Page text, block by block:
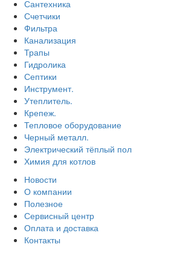
Сантехника
Счетчики
Фильтра
Канализация
Трапы
Гидролика
Септики
Инструмент.
Утеплитель.
Крепеж.
Тепловое оборудование
Черный металл.
Электрический тёплый пол
Химия для котлов
Новости
О компании
Полезное
Сервисный центр
Оплата и доставка
Контакты